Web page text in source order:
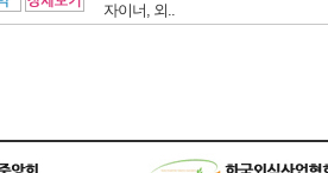
자이너, 외..